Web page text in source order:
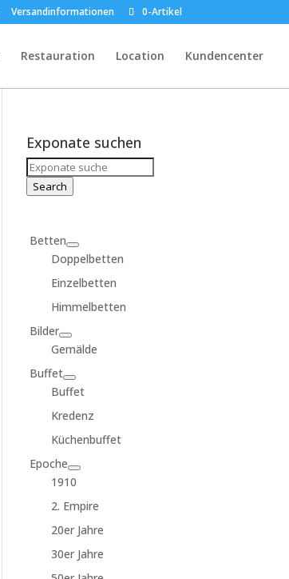
Versandinformationen 0-Artikel
Restauration Location Kundencenter
Exponate suchen
Search
for:
Search
Betten
Doppelbetten
Einzelbetten
Himmelbetten
Bilder
Gemälde
Buffet
Buffet
Kredenz
Küchenbuffet
Epoche
1910
2. Empire
20er Jahre
30er Jahre